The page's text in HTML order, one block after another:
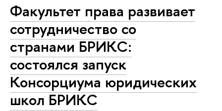
Факультет права развивает
сотрудничество со
странами БРИКС:
состоялся запуск
Консорциума юридических
школ БРИКС